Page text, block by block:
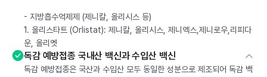
- 지방흡수억제제 (제니칼, 올리시스 등)
1. 올리스타트 (Orlistat): 제니칼, 올리시스, 제니엑스,제니로우,리피다
운, 올리엣
독감 예방접종 국내산 백신과 수입산 백신
독감 예방접종은 국산과 수입산 모두 동일한 성분으로 제조되어 독감 백